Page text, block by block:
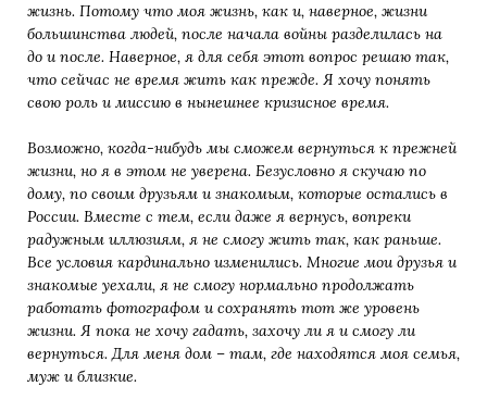
жизнь. Потому что моя жизнь, как и, наверное, жизни
большинства людей, после начала войны разделилась на
до и после. Наверное, я для себя этот вопрос решаю так,
что сейчас не время жить как прежде. Я хочу понять
свою роль и миссию в нынешнее кризисное время.
Возможно, когда-нибудь мы сможем вернуться к прежней
жизни, но я в этом не уверена. Безусловно я скучаю по
дому, по своим друзьям и знакомым, которые остались в
России. Вместе с тем, если даже я вернусь, вопреки
радужным иллюзиям, я не смогу жить так, как раньше.
Все условия кардинально изменились. Многие мои друзья и
знакомые уехали, я не смогу нормально продолжать
работать фотографом и сохранять тот же уровень
жизни. Я пока не хочу гадать, захочу ли я и смогу ли
вернуться. Для меня дом – там, где находятся моя семья,
муж и близкие.